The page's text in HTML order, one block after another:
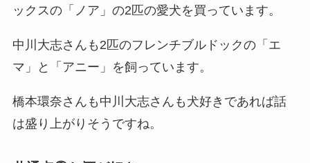
ックスの「ノア」の2匹の愛犬を買っています。
中川大志さんも2匹のフレンチブルドックの「エ
マ」と「アニー」を飼っています。
橋本環奈さんも中川大志さんも犬好きであれば話
は盛り上がりそうですね。